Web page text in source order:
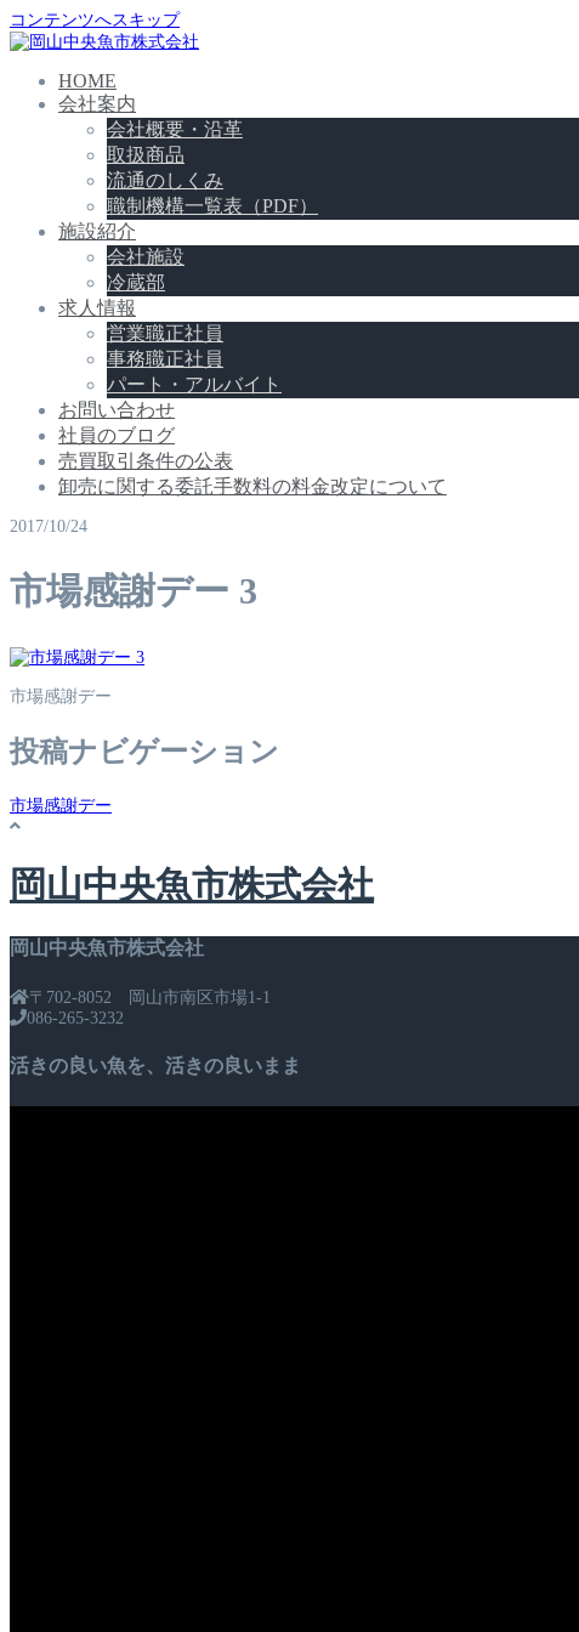
コンテンツへスキップ
HOME
会社案内
会社概要・沿革
取扱商品
流通のしくみ
職制機構一覧表（PDF）
施設紹介
会社施設
冷蔵部
求人情報
営業職正社員
事務職正社員
パート・アルバイト
お問い合わせ
社員のブログ
売買取引条件の公表
卸売に関する委託手数料の料金改定について
2017/10/24
市場感謝デー 3
市場感謝デー
投稿ナビゲーション
市場感謝デー
岡山中央魚市株式会社
岡山中央魚市株式会社
〒702-8052 岡山市南区市場1-1
086-265-3232
活きの良い魚を、活きの良いまま